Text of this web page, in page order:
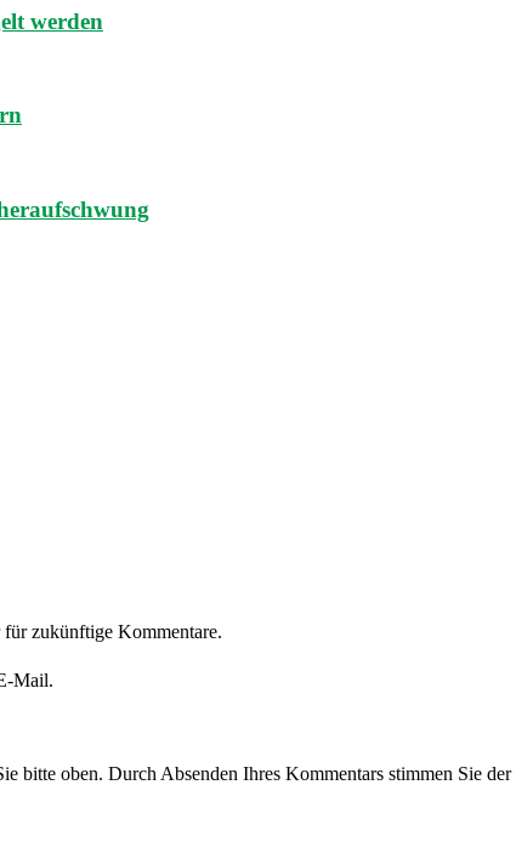
werden
für zukünftige Kommentare.
Mail.
bitte oben. Durch Absenden Ihres Kommentars stimmen Sie